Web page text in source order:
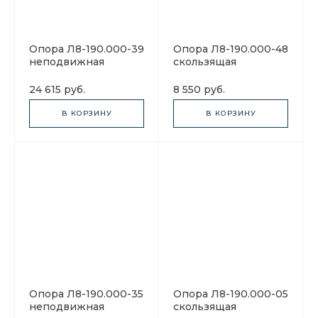
Опора Л8-190.000-39
неподвижная
24 615 руб.
В КОРЗИНУ
Опора Л8-190.000-48
скользящая
8 550 руб.
В КОРЗИНУ
Опора Л8-190.000-35
неподвижная
Опора Л8-190.000-05
скользящая